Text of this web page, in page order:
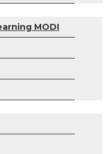
MODI